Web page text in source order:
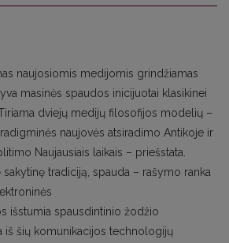
naujosiomis medijomis grindžiamas
masinės spaudos inicijuotai klasikinei
dviejų medijų filosofijos modelių –
naujovės atsiradimo Antikoje ir
Naujausiais laikais – priešstata.
sakytinę tradiciją, spauda – rašymo ranka
išstumia spausdintinio žodžio
iš šių komunikacijos technologijų